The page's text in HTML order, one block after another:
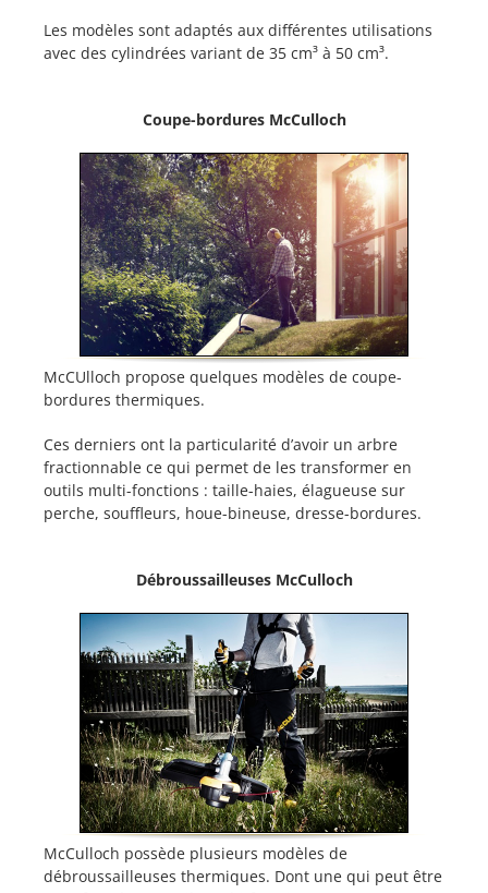
Les modèles sont adaptés aux différentes utilisations
avec des cylindrées variant de 35 cm³ à 50 cm³.
Coupe-bordures McCulloch
McCUlloch propose quelques modèles de coupe-
bordures thermiques.
Ces derniers ont la particularité d’avoir un arbre
fractionnable ce qui permet de les transformer en
outils multi-fonctions : taille-haies, élagueuse sur
perche, souffleurs, houe-bineuse, dresse-bordures.
Débroussailleuses McCulloch
McCulloch possède plusieurs modèles de
débroussailleuses thermiques. Dont une qui peut être